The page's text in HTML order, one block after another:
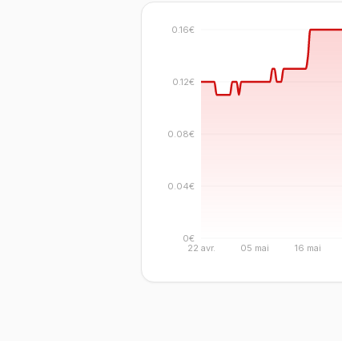
22 avr. 05 mai 16 mai
0€
0.04€
0.08€
0.12€
0.16€